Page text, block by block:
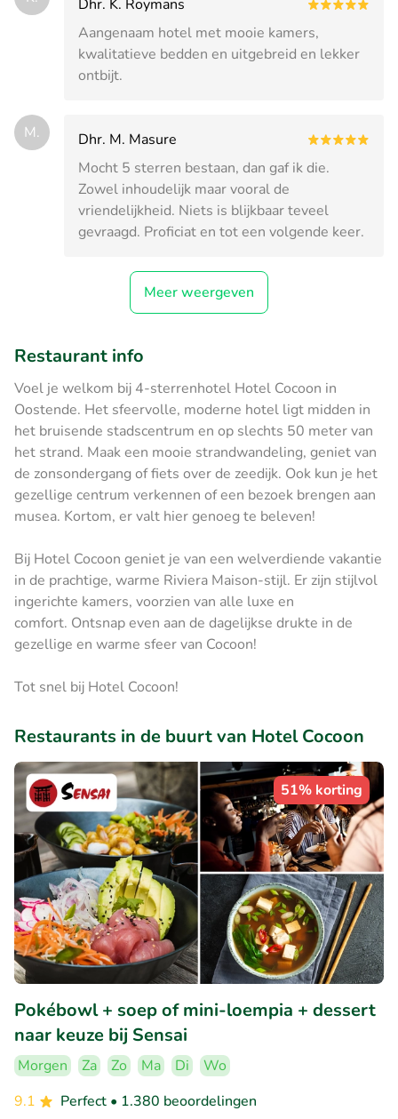
Dhr. K. Roymans
Aangenaam hotel met mooie kamers,
kwalitatieve bedden en uitgebreid en lekker
ontbijt.
M.
Dhr. M. Masure
Mocht 5 sterren bestaan, dan gaf ik die.
Zowel inhoudelijk maar vooral de
vriendelijkheid. Niets is blijkbaar teveel
gevraagd. Proficiat en tot een volgende keer.
Meer weergeven
Restaurant info
Voel je welkom bij 4-sterrenhotel Hotel Cocoon in
Oostende. Het sfeervolle, moderne hotel ligt midden in
het bruisende stadscentrum en op slechts 50 meter van
het strand. Maak een mooie strandwandeling, geniet van
de zonsondergang of fiets over de zeedijk. Ook kun je het
gezellige centrum verkennen of een bezoek brengen aan
musea. Kortom, er valt hier genoeg te beleven!
Bij Hotel Cocoon geniet je van een welverdiende vakantie
in de prachtige, warme Riviera Maison-stijl. Er zijn stijlvol
ingerichte kamers, voorzien van alle luxe en
comfort. Ontsnap even aan de dagelijkse drukte in de
gezellige en warme sfeer van Cocoon!
Tot snel bij Hotel Cocoon!
Restaurants in de buurt van Hotel Cocoon
51% korting
Pokébowl + soep of mini-loempia + dessert
naar keuze bij Sensai
Morgen Za Zo Ma Di
Wo
9.1
Perfect • 1.380 beoordelingen